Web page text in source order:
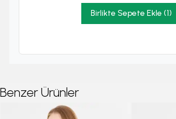
Birlikte Sepete Ekle (1)
Benzer Ürünler